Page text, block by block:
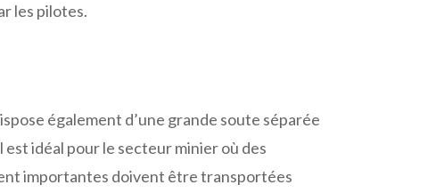
les pilotes.
également d’une grande soute séparée
est idéal pour le secteur minier où des
importantes doivent être transportées